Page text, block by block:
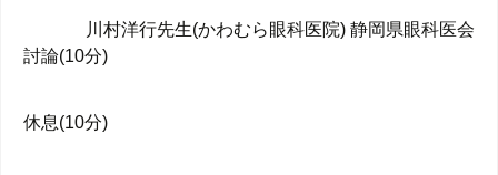
川村洋行先生(かわむら眼科医院) 静岡県眼科医会
討論(10分)
休息(10分)